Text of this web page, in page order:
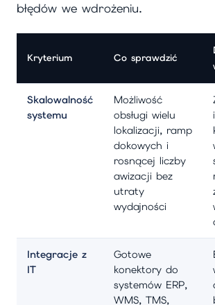
błędów we wdrożeniu.
Kryterium Co sprawdzić
Skalowalność
systemu
Możliwość
obsługi wielu
lokalizacji, ramp
dokowych i
rosnącej liczby
awizacji bez
utraty
wydajności
Integracje z
IT
Gotowe
konektory do
systemów ERP,
WMS, TMS,